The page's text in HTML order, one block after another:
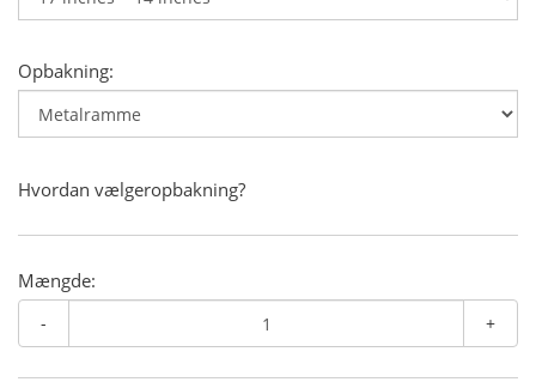
Opbakning:
Hvordan vælgeropbakning?
Mængde:
- +